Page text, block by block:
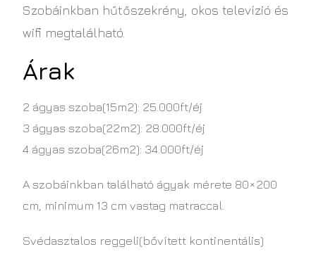
Szobáinkban hűtőszekrény, okos televízió és
wifi megtalálható.
Árak
2 ágyas szoba(15m2): 25.000ft/éj
3 ágyas szoba(22m2): 28.000ft/éj
4 ágyas szoba(26m2): 34.000ft/éj
A szobáinkban található ágyak mérete 80×200
cm, minimum 13 cm vastag matraccal.
Svédasztalos reggeli(bővített kontinentális)